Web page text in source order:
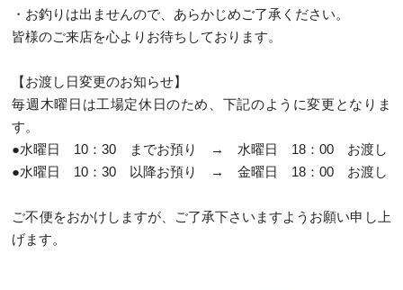
・お釣りは出ませんので、あらかじめご了承ください。
皆様のご来店を心よりお待ちしております。
【お渡し日変更のお知らせ】
毎週木曜日は工場定休日のため、下記のように変更となりま
す。
●水曜日 10：30 までお預り → 水曜日 18：00 お渡し
●水曜日 10：30 以降お預り → 金曜日 18：00 お渡し
ご不便をおかけしますが、ご了承下さいますようお願い申し上
げます。